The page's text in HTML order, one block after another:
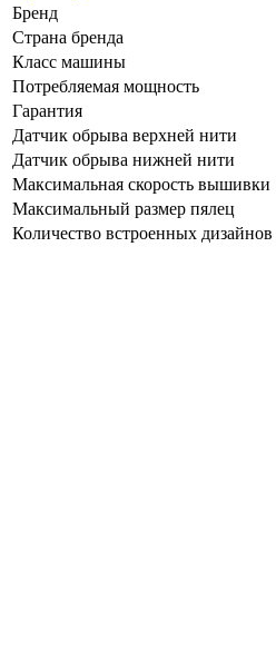
Бренд
Страна бренда
Класс машины
Потребляемая мощность
Гарантия
Датчик обрыва верхней нити
Датчик обрыва нижней нити
Максимальная скорость вышивки
Максимальный размер пялец
Количество встроенных дизайнов